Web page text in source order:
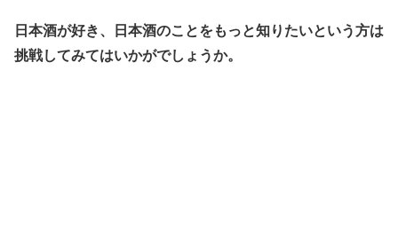
日本酒が好き、日本酒のことをもっと知りたいという方は
挑戦してみてはいかがでしょうか。